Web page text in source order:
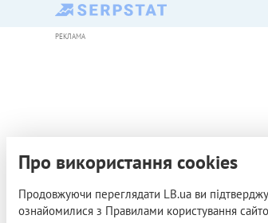
РЕКЛАМА
Про використання cookies
Продовжуючи переглядати LB.ua ви
ознайомилися з Правилами користування